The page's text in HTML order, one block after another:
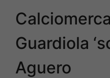
Guardiola
Aguero